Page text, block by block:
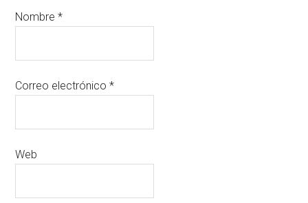
Nombre*
Correo electrónico*
Web